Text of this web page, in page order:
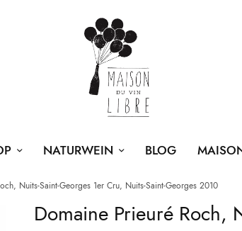
NATURWEIN BLOG
Nuits-Saint-Georges 1er Cru, Nuits-Saint-Georges 2010
Domaine Prieuré Roch,